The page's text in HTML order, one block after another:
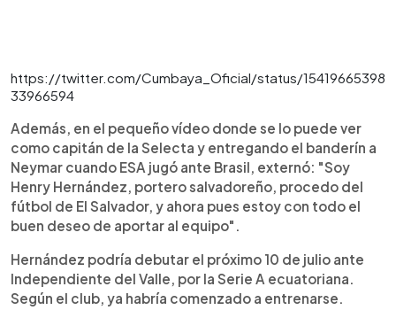
https://twitter.com/Cumbaya_Oficial/status/15419665398
33966594
Además, en el pequeño vídeo donde se lo puede ver
como capitán de la Selecta y entregando el banderín a
Neymar cuando ESA jugó ante Brasil, externó: "Soy
Henry Hernández, portero salvadoreño, procedo del
fútbol de El Salvador, y ahora pues estoy con todo el
buen deseo de aportar al equipo".
Hernández podría debutar el próximo 10 de julio ante
Independiente del Valle, por la Serie A ecuatoriana.
Según el club, ya habría comenzado a entrenarse.